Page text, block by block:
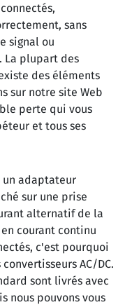
sans
signal ou
La plupart des
des éléments
sur notre site Web
perte qui vous
et tous ses
adaptateur
sur une prise
alternatif de la
courant continu
c'est pourquoi
AC/DC.
sont livrés avec
nous pouvons vous